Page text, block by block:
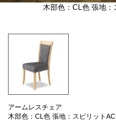
木部色：CL色 張地：
アームレスチェア
木部色：CL色 張地：スピリットAC